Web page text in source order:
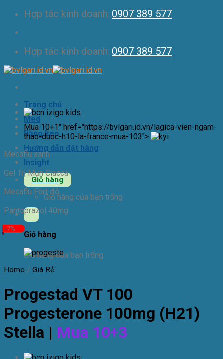
Skip
content
Hợp tác kinh doanh: 0907 389 577
Hợp tác kinh doanh: 0907 389 577
Trang chủ
Med
Băng keo
Hướng dẫn đặt hàng
Insight
Giỏ hàng
Giỏ hàng của bạn trống
Giỏ hàng
Giỏ hàng của bạn trống
Mua 10+1" href="https://bvlgari.id.vn/lagica-vien-ngam-
thao-duoc-h10-la-france-mua-103">
Mecaflu xanh
Gel Trị Mụn Ciacca
Mecaflu Fort đỏ
Pantoprazol 40mg
-7%
Home / Giá Rẻ
Progestad VT 100
Progesterone 100mg (H21)
Stella | Mua 10+3